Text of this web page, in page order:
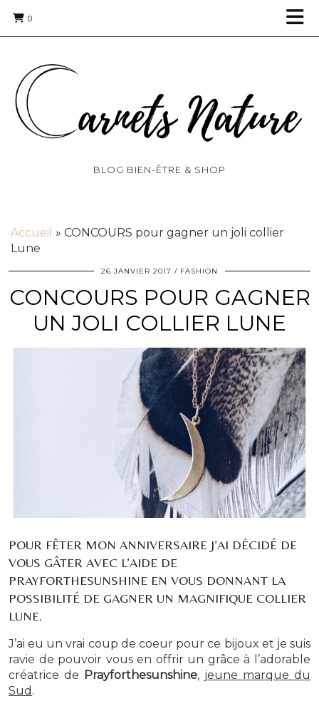
0
BLOG BIEN-ÊTRE & SHOP
Accueil » CONCOURS pour gagner un joli collier
Lune
26 JANVIER 2017 FASHION
CONCOURS POUR GAGNER
UN JOLI COLLIER LUNE
POUR FÊTER MON ANNIVERSAIRE J’AI DÉCIDÉ DE
VOUS GÂTER AVEC L’AIDE DE
PRAYFORTHESUNSHINE EN VOUS DONNANT LA
POSSIBILITÉ DE GAGNER UN MAGNIFIQUE COLLIER
LUNE.
J’ai eu un vrai coup de coeur pour ce bijoux et je suis
ravie de pouvoir vous en offrir un grâce à l’adorable
créatrice de Prayforthesunshine, jeune marque du
Sud .